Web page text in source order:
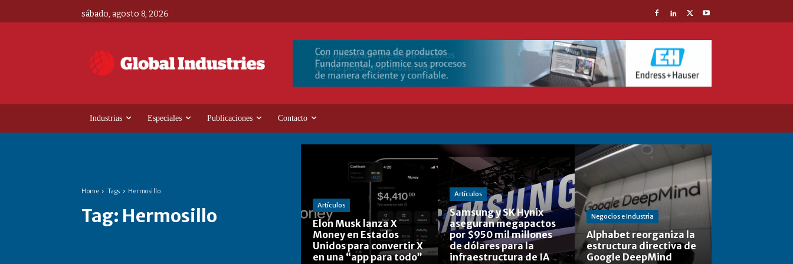
sábado, agosto 8, 2026
Industrias Especiales Publicaciones Contacto
Home Tags Hermosillo
Tag: Hermosillo Artículos
Elon Musk lanza X
Money en Estados
Unidos para convertir X
en una “app para todo”
Artículos
Samsung y SK Hynix
aseguran megapactos
por $950 mil millones
de dólares para la
infraestructura de IA
Negocios e Industria
Alphabet reorganiza la
estructura directiva de
Google DeepMind